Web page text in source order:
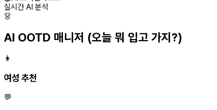
실시간 AI 분석
👗
AI OOTD 매니저 (오늘 뭐 입고 가지?)
👩
여성 추천
💬